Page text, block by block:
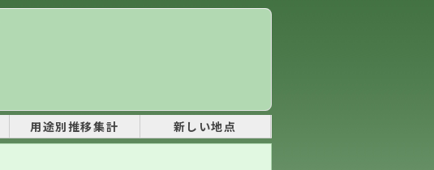
用途別推移集計 新しい地点